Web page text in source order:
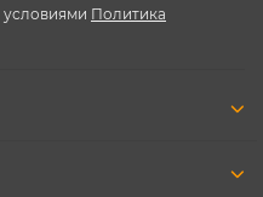
условиями Политика